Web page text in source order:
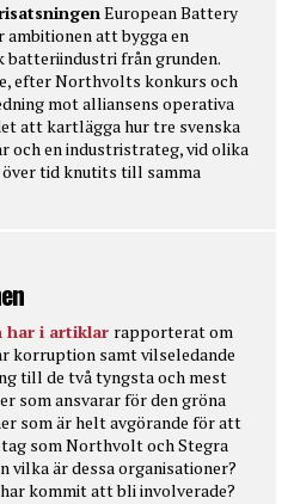
European Battery
ambitionen att bygga en
från grunden.
efter Northvolts konkurs och
mot alliansens operativa
att kartlägga hur tre svenska
och en industristrateg, vid olika
tid knutits till samma
har i artiklar rapporterat om
korruption samt vilseledande
till de två tyngsta och mest
som ansvarar för den gröna
som är helt avgörande för att
som Northvolt och Stegra
vilka är dessa organisationer?
kommit att bli involverade?